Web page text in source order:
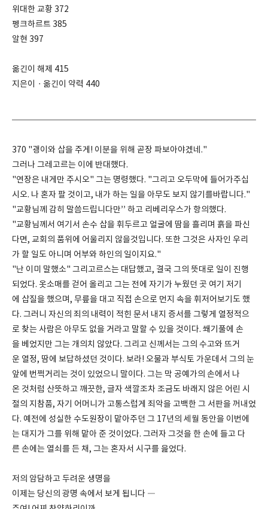
위대한 교황 372
펭크하르트 385
알현 397
옮긴이 해제 415
지은이ㆍ옮긴이 약력 440
370 "괭이와 삽을 주게! 이분을 위해 곧장 파보아야겠네."
그러나 그레고르는 이에 반대했다.
"연장은 내게만 주시오" 그는 명령했다. "그리고 오두막에 들어가주십
시오. 나 혼자 팔 것이고, 내가 하는 일을 아무도 보지 않기를바랍니다."
"교황님께 감히 말씀드립니다만’’ 하고 리베리우스가 항의했다.
"교황님께서 여기서 손수 삽을 휘두르고 얼굴에 땀을 흘리며 흙을 파신
다면, 교회의 품위에 어울리지 않을것입니다. 또한 그것은 사자인 우리
가 할 일도 아니며 어부와 하인의 일이지요."
"난 이미 말했소" 그리고르스는 대답했고, 결국 그의 뜻대로 일이 진행
되었다. 옷소매를 걷어 올리고 그는 전에 자기가 누웠던 곳 여기 저기
에 삽질을 했으며, 무릎을 대고 직접 손으로 먼지 속을 휘저어보기도 했
다. 그러니 자신의 죄의 내력이 적힌 문서 내지 증서를 그렇게 열정적으
로 찾는 사람은 아무도 없을 거라고 말할 수 있을 것이다. 쐐기풀에 손
을 베었지만 그는 개의치 않았다. 그리고 신께서는 그의 수고와 뜨거
운 열정, 땀에 보답하셨던 것이다. 보라! 오물과 부식토 가운데서 그의 눈
앞에 번쩍거리는 것이 있었으니 말이다. 그는 막 공예가의 손에서 나
온 것처럼 산뜻하고 깨끗한, 글자 색깔조차 조금도 바래지 않은 어린 시
절의 지참품, 자기 어머니가 고통스럽게 죄악을 고백한 그 서판을 꺼내었
다. 예전에 성실한 수도원장이 맡아주던 그 17년의 세월 동안을 이번에
는 대지가 그를 위해 맡아 준 것이었다. 그러자 그것을 한 손에 들고 다
른 손에는 열쇠를 든 채, 그는 혼자서 시구를 읊었다.
저의 암담하고 두려운 생명을
이제는 당신의 광명 속에서 보게 됩니다 ―